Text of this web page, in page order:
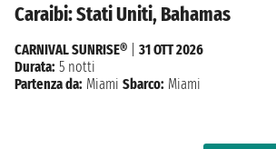
Caraibi: Stati Uniti, Bahamas
CARNIVAL SUNRISE®
31 OTT 2026
Durata: 5 notti
Partenza da: Miami Sbarco: Miami